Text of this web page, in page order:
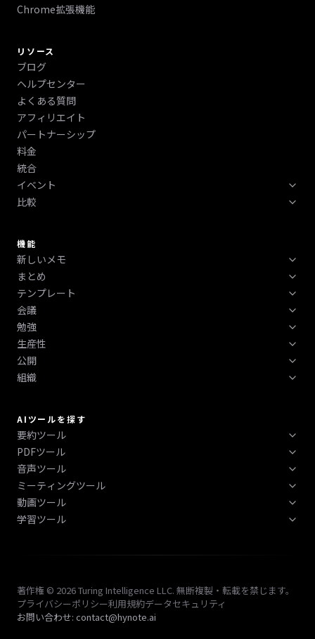
Chrome拡張機能
リソース
ブログ
ヘルプセンター
よくある質問
アフィリエイト
パートナーシップ
料金
統合
イベント
テックウィーク 2026
ニューヨーク テックウィーク 2026
比較
機能
新しいメモ
録音
電話
テキストと PDF をアップロードする
画像とスクリーンショット (OCR)
YouTube / ビデオ
ウェブページ
まとめ
重要なポイント
アクションアイテム
簡単な概要
講義概要
テンプレート
よくある質問
再開する
概要
ケーススタディ
SWOT分析
インタビューノート
会議
翻訳
転写
議事録
会議メモ
フォローアップメール
話者の識別
勉強
クイズ
フラッシュカード
学習計画
読書メモ
問題解決者
PDF まとめ
生産性
やることリスト
AIスキル
AIツール
公開
ブログ
スライド (PPT)
AIインフォグラフィック
組織
フォルダー
スニペット
すべてのノートとチャット
AIツールを探す
要約ツール
AI本要約
AI文章要約
PDFツール
PDF まとめ
PDFチャット
PDFよくある質問
PDFクイズ
音声ツール
AI音声文字起こし
AI文字起こし
ミーティングツール
AIミーティング要約ツール
AI フォローアップメールライター
動画ツール
YouTubeサマライザー
学習ツール
AIフラッシュカードメーカー
AIマインドマップジェネレーター
AIノートジェネレーター
著作権 © 2026 Turing Intelligence LLC. 無断複製・転載を禁じます。
プライバシーポリシー利用規約データセキュリティ
お問い合わせ: contact@hynote.ai